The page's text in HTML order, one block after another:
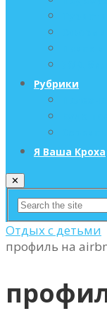
Рубрики
Я Ваша Кроха
✕
Отдых с детьми
профиль на